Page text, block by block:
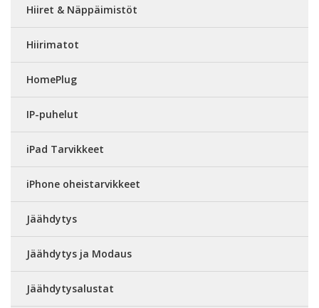
Hiiret & Näppäimistöt
Hiirimatot
HomePlug
IP-puhelut
iPad Tarvikkeet
iPhone oheistarvikkeet
Jäähdytys
Jäähdytys ja Modaus
Jäähdytysalustat